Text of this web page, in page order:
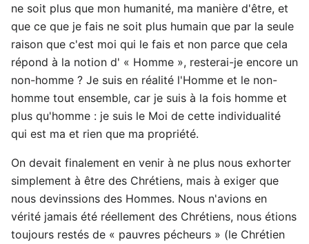
ne soit plus que mon humanité, ma manière d'être, et
que ce que je fais ne soit plus humain que par la seule
raison que c'est moi qui le fais et non parce que cela
répond à la notion d' « Homme », resterai-je encore un
non-homme ? Je suis en réalité l'Homme et le non-
homme tout ensemble, car je suis à la fois homme et
plus qu'homme : je suis le Moi de cette individualité
qui est ma et rien que ma propriété.
On devait finalement en venir à ne plus nous exhorter
simplement à être des Chrétiens, mais à exiger que
nous devinssions des Hommes. Nous n'avions en
vérité jamais été réellement des Chrétiens, nous étions
toujours restés de « pauvres pécheurs » (le Chrétien